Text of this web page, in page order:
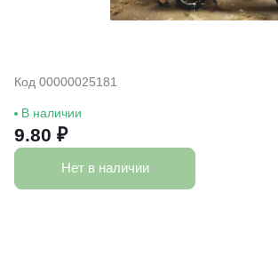
Код 00000025181
В наличии
9.80 ₽
Нет в наличии